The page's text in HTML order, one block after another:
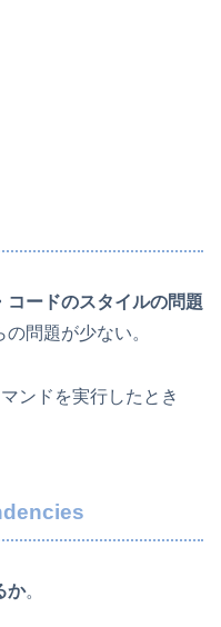
コードのスタイルの問題
問題が少ない。
ンドを実行したとき
か。